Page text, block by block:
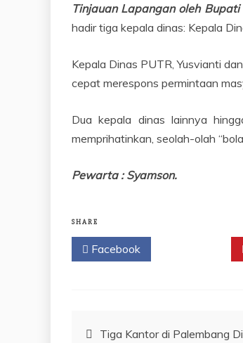
Tinjauan Lapangan oleh Bupati
hadir tiga kepala dinas: Kepala
Kepala Dinas PUTR, Yusvianti
cepat merespons permintaan
Dua kepala dinas lainnya
memprihatinkan, seolah-olah
Pewarta : Syamson.
SHARE
Facebook
Navigasi
Tiga Kantor di Palembang